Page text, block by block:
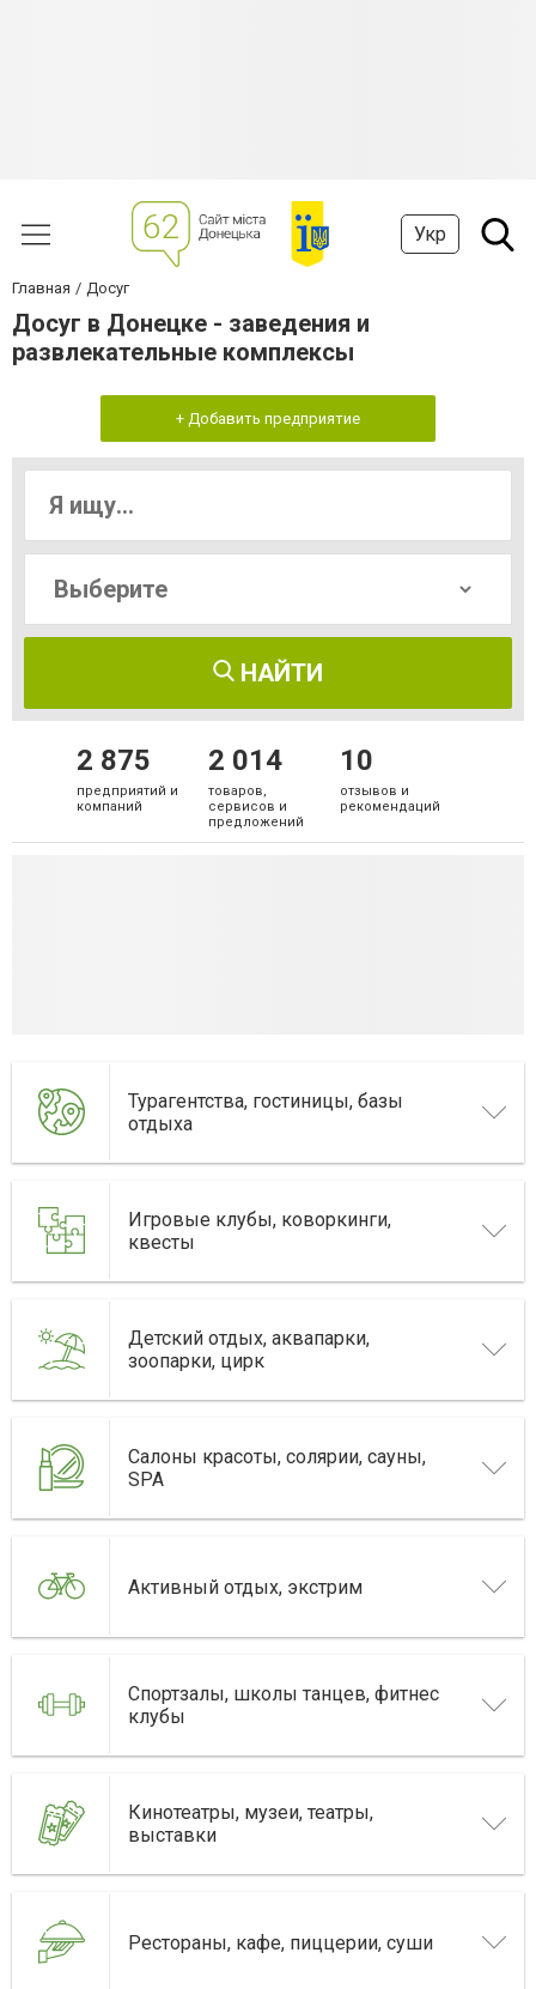
Укр
Главная Досуг
Досуг в Донецке - заведения и
развлекательные комплексы
+ Добавить предприятие
НАЙТИ
2 875
предприятий и
компаний
2 014
товаров,
сервисов и
предложений
10
отзывов и
рекомендаций
Турагентства, гостиницы, базы
отдыха
Игровые клубы, коворкинги,
квесты
Детский отдых, аквапарки,
зоопарки, цирк
Салоны красоты, солярии, сауны,
SPA
Активный отдых, экстрим
Спортзалы, школы танцев, фитнес
клубы
Кинотеатры, музеи, театры,
выставки
Рестораны, кафе, пиццерии, суши